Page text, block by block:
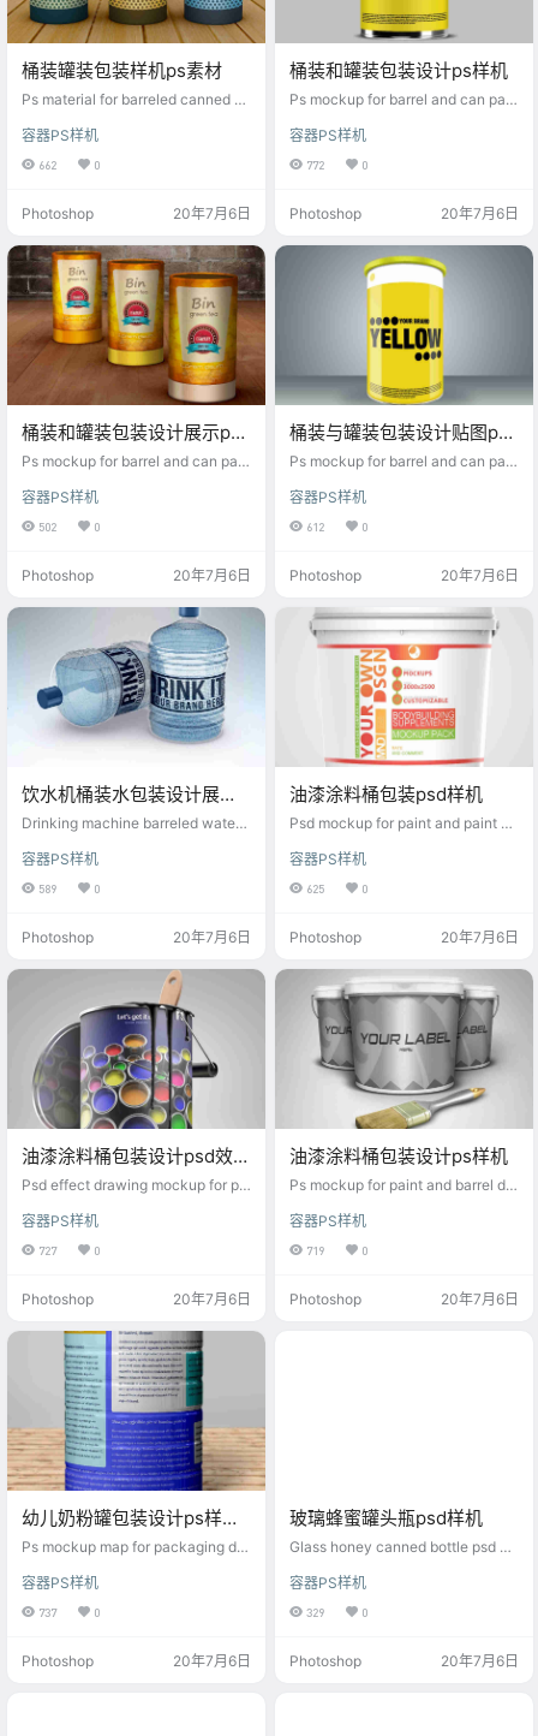
桶装罐装包装样机ps素材
Ps material for barreled canned pa
容器PS样机
662 0
Photoshop 20年7月6日
桶装和罐装包装设计ps样机
Ps mockup for barrel and can pac
容器PS样机
772 0
Photoshop 20年7月6日
桶装和罐装包装设计展示ps
样机
Ps mockup for barrel and can pac
容器PS样机
502 0
Photoshop 20年7月6日
桶装与罐装包装设计贴图ps
样机
Ps mockup for barrel and can pac
容器PS样机
612 0
Photoshop 20年7月6日
饮水机桶装水包装设计展示
ps样机
Drinking machine barreled water
kup
容器PS样机
589 0
Photoshop 20年7月6日
油漆涂料桶包装psd样机
Psd mockup for paint and paint ba
容器PS样机
625 0
Photoshop 20年7月6日
油漆涂料桶包装设计psd效果
图样机
Psd effect drawing mockup for pai
gn
容器PS样机
727 0
Photoshop 20年7月6日
油漆涂料桶包装设计ps样机
Ps mockup for paint and barrel de
容器PS样机
719 0
Photoshop 20年7月6日
幼儿奶粉罐包装设计ps样机
贴图
Ps mockup map for packaging de
容器PS样机
737 0
Photoshop 20年7月6日
玻璃蜂蜜罐头瓶psd样机
Glass honey canned bottle psd m
容器PS样机
329 0
Photoshop 20年7月6日